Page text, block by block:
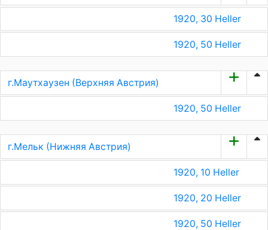
1920, 30 Heller
1920, 50 Heller
г.Маутхаузен (Верхняя Австрия)
1920, 50 Heller
г.Мельк (Нижняя Австрия)
1920, 10 Heller
1920, 20 Heller
1920, 50 Heller